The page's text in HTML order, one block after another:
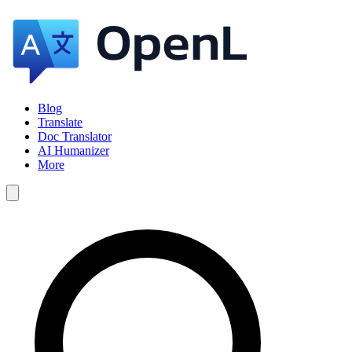
Blog
Translate
Doc Translator
AI Humanizer
More